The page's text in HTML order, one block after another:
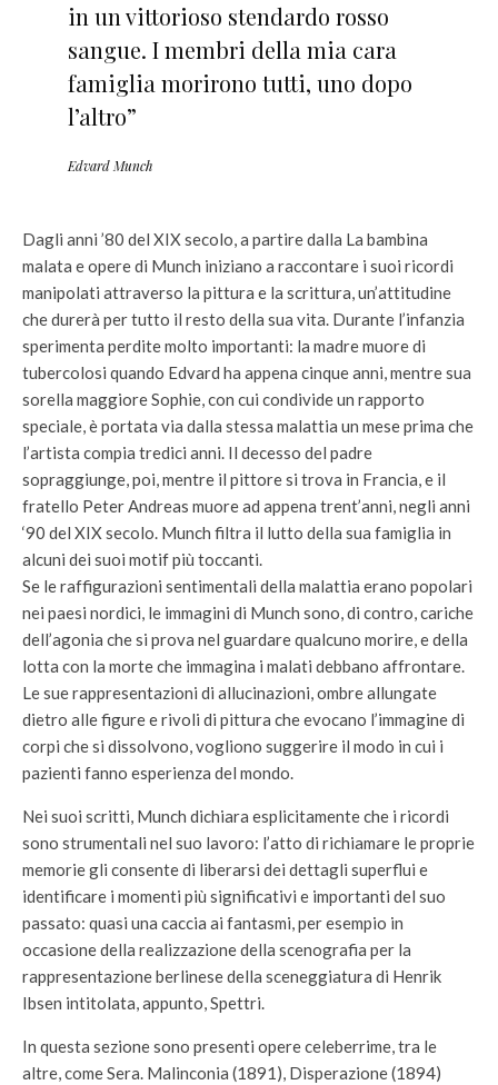
in un vittorioso stendardo rosso
sangue. I membri della mia cara
famiglia morirono tutti, uno dopo
l’altro”
Edvard Munch
Dagli anni ’80 del XIX secolo, a partire dalla La bambina
malata e opere di Munch iniziano a raccontare i suoi ricordi
manipolati attraverso la pittura e la scrittura, un’attitudine
che durerà per tutto il resto della sua vita. Durante l’infanzia
sperimenta perdite molto importanti: la madre muore di
tubercolosi quando Edvard ha appena cinque anni, mentre sua
sorella maggiore Sophie, con cui condivide un rapporto
speciale, è portata via dalla stessa malattia un mese prima che
l’artista compia tredici anni. Il decesso del padre
sopraggiunge, poi, mentre il pittore si trova in Francia, e il
fratello Peter Andreas muore ad appena trent’anni, negli anni
‘90 del XIX secolo. Munch filtra il lutto della sua famiglia in
alcuni dei suoi motif più toccanti.
Se le raffigurazioni sentimentali della malattia erano popolari
nei paesi nordici, le immagini di Munch sono, di contro, cariche
dell’agonia che si prova nel guardare qualcuno morire, e della
lotta con la morte che immagina i malati debbano affrontare.
Le sue rappresentazioni di allucinazioni, ombre allungate
dietro alle figure e rivoli di pittura che evocano l’immagine di
corpi che si dissolvono, vogliono suggerire il modo in cui i
pazienti fanno esperienza del mondo.
Nei suoi scritti, Munch dichiara esplicitamente che i ricordi
sono strumentali nel suo lavoro: l’atto di richiamare le proprie
memorie gli consente di liberarsi dei dettagli superflui e
identificare i momenti più significativi e importanti del suo
passato: quasi una caccia ai fantasmi, per esempio in
occasione della realizzazione della scenografia per la
rappresentazione berlinese della sceneggiatura di Henrik
Ibsen intitolata, appunto, Spettri.
In questa sezione sono presenti opere celeberrime, tra le
altre, come Sera. Malinconia (1891), Disperazione (1894)